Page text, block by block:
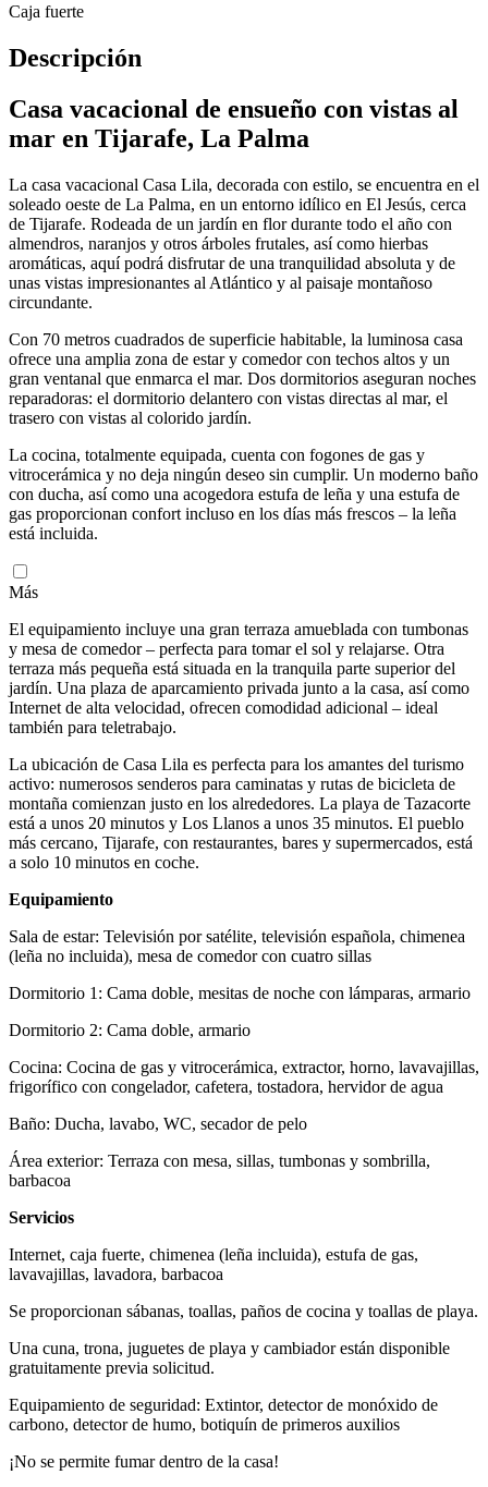
Caja fuerte
Descripción
Casa vacacional de ensueño con vistas al
mar en Tijarafe, La Palma
La casa vacacional Casa Lila, decorada con estilo, se encuentra en el
soleado oeste de La Palma, en un entorno idílico en El Jesús, cerca
de Tijarafe. Rodeada de un jardín en flor durante todo el año con
almendros, naranjos y otros árboles frutales, así como hierbas
aromáticas, aquí podrá disfrutar de una tranquilidad absoluta y de
unas vistas impresionantes al Atlántico y al paisaje montañoso
circundante.
Con 70 metros cuadrados de superficie habitable, la luminosa casa
ofrece una amplia zona de estar y comedor con techos altos y un
gran ventanal que enmarca el mar. Dos dormitorios aseguran noches
reparadoras: el dormitorio delantero con vistas directas al mar, el
trasero con vistas al colorido jardín.
La cocina, totalmente equipada, cuenta con fogones de gas y
vitrocerámica y no deja ningún deseo sin cumplir. Un moderno baño
con ducha, así como una acogedora estufa de leña y una estufa de
gas proporcionan confort incluso en los días más frescos – la leña
está incluida.
Más
El equipamiento incluye una gran terraza amueblada con tumbonas
y mesa de comedor – perfecta para tomar el sol y relajarse. Otra
terraza más pequeña está situada en la tranquila parte superior del
jardín. Una plaza de aparcamiento privada junto a la casa, así como
Internet de alta velocidad, ofrecen comodidad adicional – ideal
también para teletrabajo.
La ubicación de Casa Lila es perfecta para los amantes del turismo
activo: numerosos senderos para caminatas y rutas de bicicleta de
montaña comienzan justo en los alrededores. La playa de Tazacorte
está a unos 20 minutos y Los Llanos a unos 35 minutos. El pueblo
más cercano, Tijarafe, con restaurantes, bares y supermercados, está
a solo 10 minutos en coche.
Equipamiento
Sala de estar: Televisión por satélite, televisión española, chimenea
(leña no incluida), mesa de comedor con cuatro sillas
Dormitorio 1: Cama doble, mesitas de noche con lámparas, armario
Dormitorio 2: Cama doble, armario
Cocina: Cocina de gas y vitrocerámica, extractor, horno, lavavajillas,
frigorífico con congelador, cafetera, tostadora, hervidor de agua
Baño: Ducha, lavabo, WC, secador de pelo
Área exterior: Terraza con mesa, sillas, tumbonas y sombrilla,
barbacoa
Servicios
Internet, caja fuerte, chimenea (leña incluida), estufa de gas,
lavavajillas, lavadora, barbacoa
Se proporcionan sábanas, toallas, paños de cocina y toallas de playa.
Una cuna, trona, juguetes de playa y cambiador están disponible
gratuitamente previa solicitud.
Equipamiento de seguridad: Extintor, detector de monóxido de
carbono, detector de humo, botiquín de primeros auxilios
¡No se permite fumar dentro de la casa!